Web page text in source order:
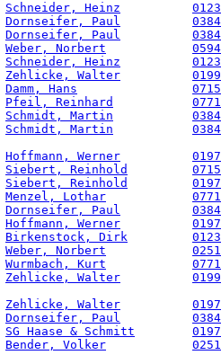
Schneider, Heinz
Dornseifer, Paul
Dornseifer, Paul
Weber, Norbert
Schneider, Heinz
Zehlicke, Walter
Damm, Hans
Pfeil, Reinhard
Schmidt, Martin
Schmidt, Martin
Hoffmann, Werner
Siebert, Reinhold
Siebert, Reinhold
Menzel, Lothar
Dornseifer, Paul
Hoffmann, Werner
Birkenstock, Dirk
Weber, Norbert
Wurmbach, Kurt
Zehlicke, Walter
Zehlicke, Walter
Dornseifer, Paul
SG Haase & Schmitt
Bender, Volker